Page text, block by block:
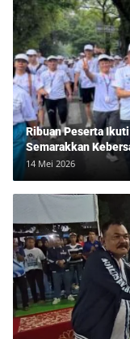
Ribuan Peserta
Semarakkan
14 Mei 2026